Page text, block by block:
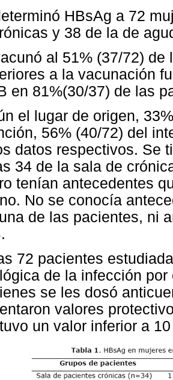
HBsAg a 72
y 38 de la de
al 51% (37/72)
a la vacunación
en 81%(30/37) de las
el lugar de origen,
56% (40/72) del
datos respectivos. Se
34 de la sala de
tenían antecedentes
No se conocía
de las pacientes, ni
72 pacientes
de la infección por
se les dosó
valores
un valor inferior a